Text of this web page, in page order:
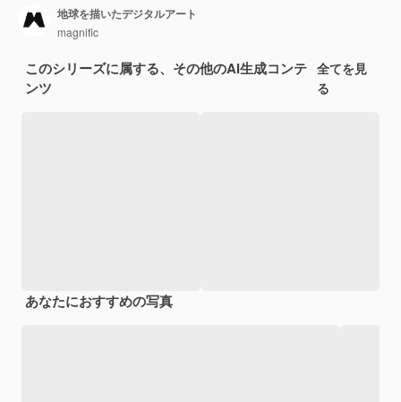
地球を描いたデジタルアート
magnific
このシリーズに属する、その他のAI生成コンテ
ンツ
全てを見
る
あなたにおすすめの写真